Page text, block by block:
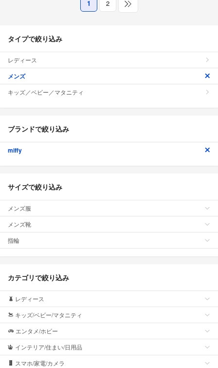
1 2
タイプで絞り込み
レディース
メンズ
キッズ／ベビー／マタニティ
ブランドで絞り込み
miffy
サイズで絞り込み
メンズ服
メンズ靴
指輪
カテゴリで絞り込み
レディース
キッズ/ベビー/マタニティ
エンタメ/ホビー
インテリア/住まい/日用品
スマホ/家電/カメラ